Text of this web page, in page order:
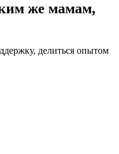
же мамам,
делиться опытом